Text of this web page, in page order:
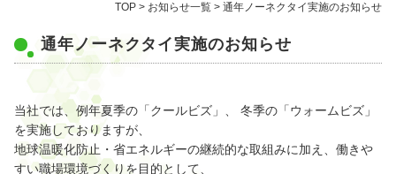
TOP > お知らせ一覧 > 通年ノーネクタイ実施のお知らせ
通年ノーネクタイ実施のお知らせ
当社では、例年夏季の「クールビズ」、 冬季の「ウォームビズ」
を実施しておりますが、
地球温暖化防止・省エネルギーの継続的な取組みに加え、働きや
すい職場環境づくりを目的として、